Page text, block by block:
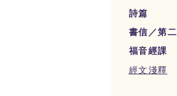
詩篇
書信／第
福音經課
經文淺釋